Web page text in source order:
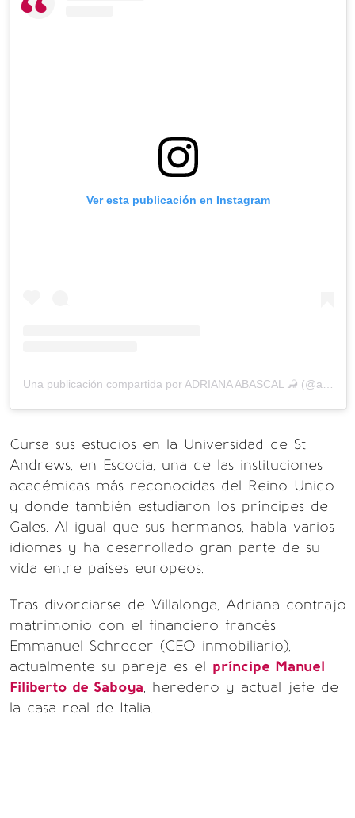
Ver esta publicación en Instagram
Una publicación compartida por ADRIANA ABASCAL 🦂 (@adrianaabascal)
Cursa sus estudios en la Universidad de St
Andrews, en Escocia, una de las instituciones
académicas más reconocidas del Reino Unido
y donde también estudiaron los príncipes de
Gales. Al igual que sus hermanos, habla varios
idiomas y ha desarrollado gran parte de su
vida entre países europeos.
Tras divorciarse de Villalonga, Adriana contrajo
matrimonio con el financiero francés
Emmanuel Schreder (CEO inmobiliario),
actualmente su pareja es el príncipe Manuel
Filiberto de Saboya, heredero y actual jefe de
la casa real de Italia.